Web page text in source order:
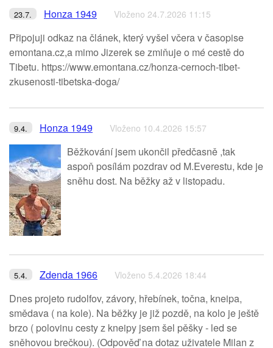
23.7. Honza 1949 Vloženo 24.7.2026 11:15
Připojuji odkaz na článek, který vyšel včera v časopise
emontana.cz,a mimo Jizerek se zmiňuje o mé cestě do
Tibetu. https://www.emontana.cz/honza-cernoch-tibet-
zkusenosti-tibetska-doga/
9.4. Honza 1949 Vloženo 10.4.2026 15:57
Běžkování jsem ukončil předčasně ,tak
aspoň posílám pozdrav od M.Everestu, kde je
sněhu dost. Na běžky až v listopadu.
5.4. Zdenda 1966 Vloženo 5.4.2026 18:44
Dnes projeto rudolfov, závory, hřebínek, točna, kneipa,
smědava ( na kole). Na běžky je již pozdě, na kolo je ještě
brzo ( polovinu cesty z kneipy jsem šel pěšky - led se
sněhovou brečkou). (Odpověď na dotaz uživatele Milan z